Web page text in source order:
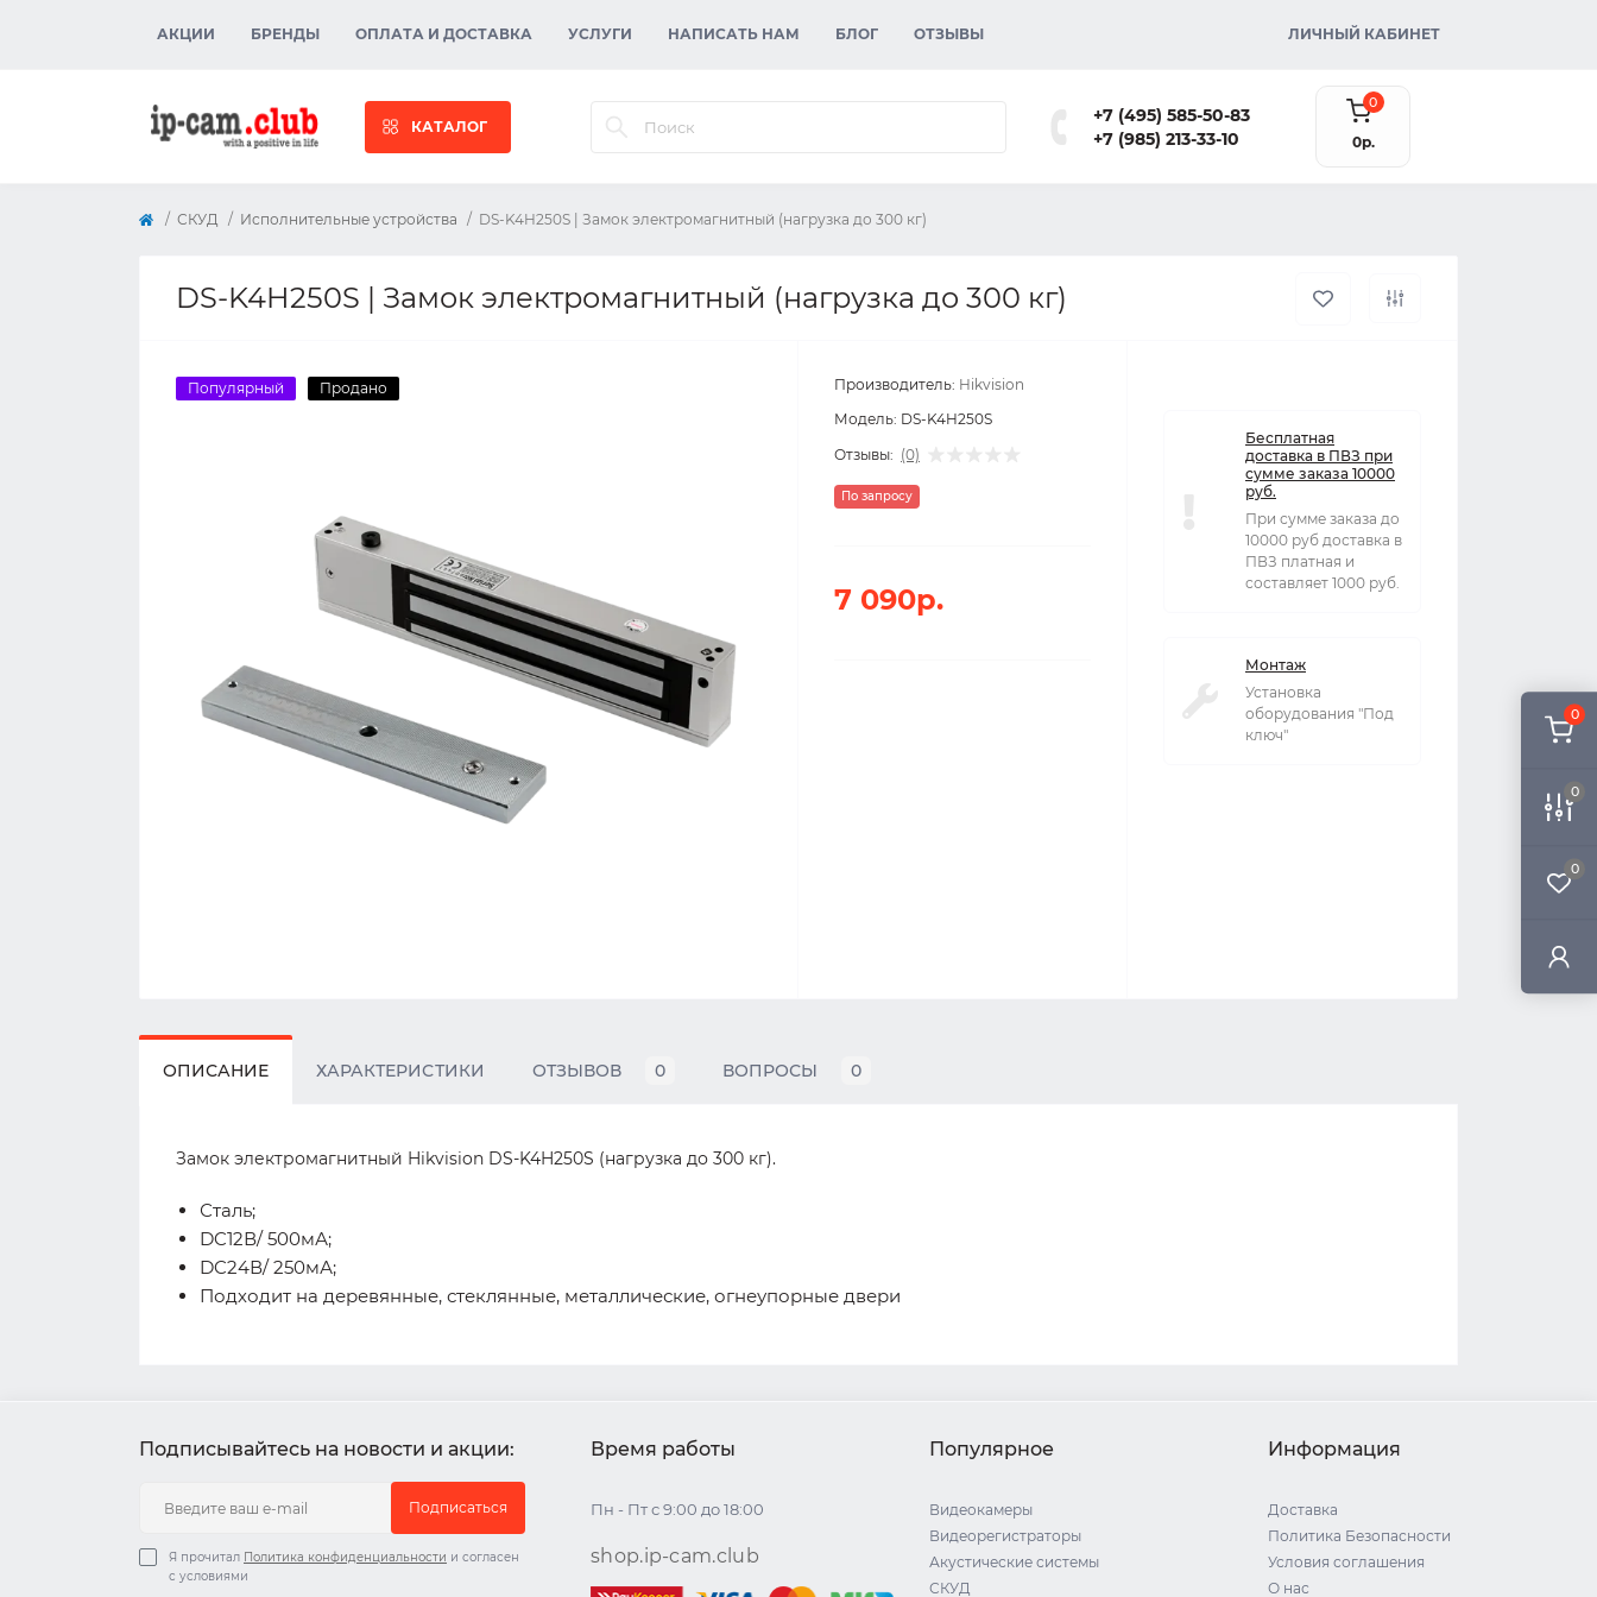
0
0
0
АКЦИИ БРЕНДЫ ОПЛАТА И ДОСТАВКА УСЛУГИ НАПИСАТЬ НАМ БЛОГ ОТЗЫВЫ ЛИЧНЫЙ КАБИНЕТ
КАТАЛОГ
+7 (495) 585-50-83
+7 (985) 213-33-10
0
0р.
СКУД Исполнительные устройства DS-K4H250S | Замок электромагнитный (нагрузка до 300 кг)
DS-K4H250S | Замок электромагнитный (нагрузка до 300 кг)
Популярный Продано Производитель: Hikvision
Модель: DS-K4H250S
Отзывы: (0)
По запросу
7 090р.
Бесплатная
доставка в ПВЗ при
сумме заказа 10000
руб.
При сумме заказа до
10000 руб доставка в
ПВЗ платная и
составляет 1000 руб.
Монтаж
Установка
оборудования "Под
ключ"
ОПИСАНИЕ ХАРАКТЕРИСТИКИ ОТЗЫВОВ 0 ВОПРОСЫ 0
Замок электромагнитный Hikvision DS-K4H250S (нагрузка до 300 кг).
Сталь;
DC12В/ 500мА;
DC24В/ 250мА;
Подходит на деревянные, стеклянные, металлические, огнеупорные двери
Подписывайтесь на новости и акции:
Подписаться
Я прочитал Политика конфиденциальности и согласен
с условиями
Время работы
Пн - Пт с 9:00 до 18:00
shop.ip-cam.club
Популярное
Видеокамеры
Видеорегистраторы
Акустические системы
СКУД
Информация
Доставка
Политика Безопасности
Условия соглашения
О нас